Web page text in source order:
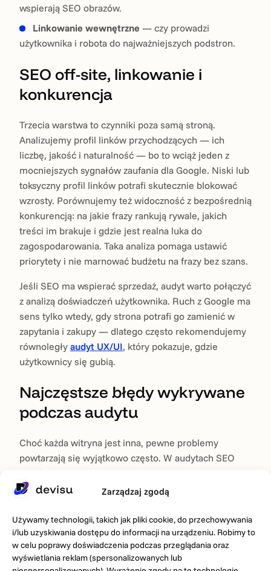
Zarządzaj zgodą
Używamy technologii, takich jak pliki cookie, do przechowywania
i/lub uzyskiwania dostępu do informacji na urządzeniu. Robimy to
w celu poprawy doświadczenia podczas przeglądania oraz
wyświetlania reklam (spersonalizowanych lub
wspierają SEO obrazów.
Linkowanie wewnętrzne — czy prowadzi
użytkownika i robota do najważniejszych podstron.
SEO off-site, linkowanie i
konkurencja
Trzecia warstwa to czynniki poza samą stroną.
Analizujemy profil linków przychodzących — ich
liczbę, jakość i naturalność — bo to wciąż jeden z
mocniejszych sygnałów zaufania dla Google. Niski lub
toksyczny profil linków potrafi skutecznie blokować
wzrosty. Porównujemy też widoczność z bezpośrednią
konkurencją: na jakie frazy rankują rywale, jakich
treści im brakuje i gdzie jest realna luka do
zagospodarowania. Taka analiza pomaga ustawić
priorytety i nie marnować budżetu na frazy bez szans.
Jeśli SEO ma wspierać sprzedaż, audyt warto połączyć
z analizą doświadczeń użytkownika. Ruch z Google ma
sens tylko wtedy, gdy strona potrafi go zamienić w
zapytania i zakupy — dlatego często rekomendujemy
równoległy audyt UX/UI, który pokazuje, gdzie
użytkownicy się gubią.
Najczęstsze błędy wykrywane
podczas audytu
Choć każda witryna jest inna, pewne problemy
powtarzają się wyjątkowo często. W audytach SEO
regularnie spotykamy:
Brak strategii słów kluczowych — treści pisane „dla
Powolne ładowanie spowodowane ciężkimi grafikami i
nadmiarem wtyczek.
Zduplikowane lub puste meta opisy na dziesiątkach
podstron.